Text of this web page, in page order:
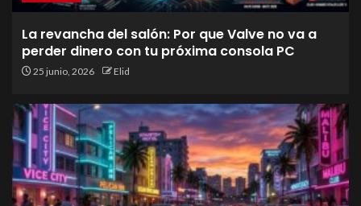
La revancha del salón: Por que Valve no va a
perder dinero con tu próxima consola PC
25 junio, 2026 Elid